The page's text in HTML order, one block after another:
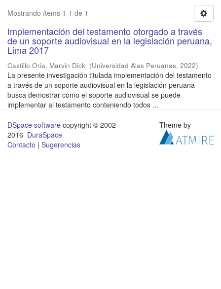
Mostrando ítems 1-1 de 1
Implementación del testamento otorgado a través
de un soporte audiovisual en la legislación peruana,
Lima 2017
Castillo Oria, Marvin Dick (Universidad Alas Peruanas, 2022)
La presente investigación titulada implementación del testamento
a través de un soporte audiovisual en la legislación peruana
busca demostrar como el soporte audiovisual se puede
implementar al testamento conteniendo todos ...
DSpace software copyright © 2002-
2016 DuraSpace
Contacto | Sugerencias
Theme by